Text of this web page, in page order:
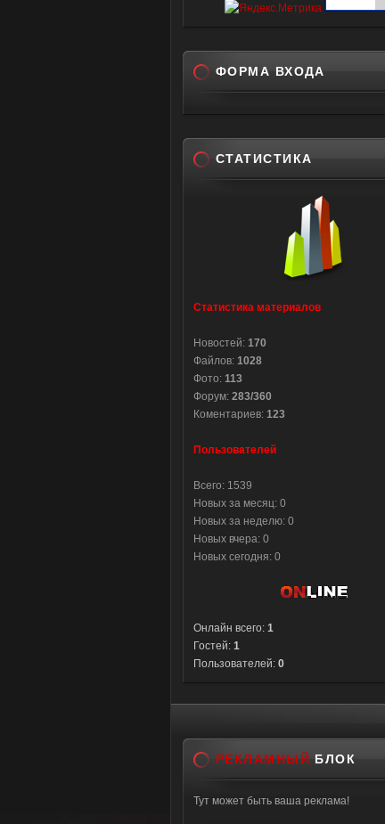
ФОРМА ВХОДА
СТАТИСТИКА
Статистика материалов
Новостей: 170
Файлов: 1028
Фото: 113
Форум: 283/360
Коментариев: 123
Пользователей
Всего: 1539
Новых за месяц: 0
Новых за неделю: 0
Новых вчера: 0
Новых сегодня: 0
Онлайн всего: 1
Гостей: 1
Пользователей: 0
РЕКЛАМНЫЙ БЛОК
Тут может быть ваша реклама!